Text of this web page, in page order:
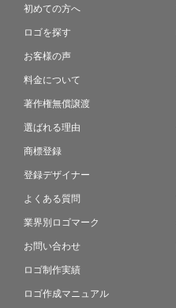
初めての方へ
ロゴを探す
お客様の声
料金について
著作権無償譲渡
選ばれる理由
商標登録
登録デザイナー
よくある質問
業界別ロゴマーク
お問い合わせ
ロゴ制作実績
ロゴ作成マニュアル